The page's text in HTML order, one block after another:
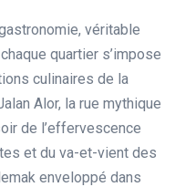
véritable
quartier s’impose
culinaires de la
Alor, la rue mythique
de l’effervescence
et du va-et-vient des
enveloppé dans